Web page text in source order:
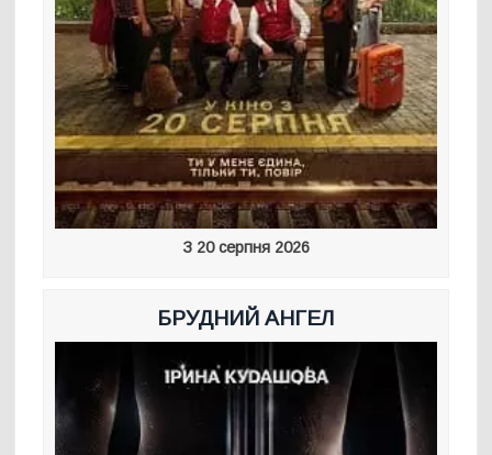
З 20 серпня 2026
БРУДНИЙ АНГЕЛ